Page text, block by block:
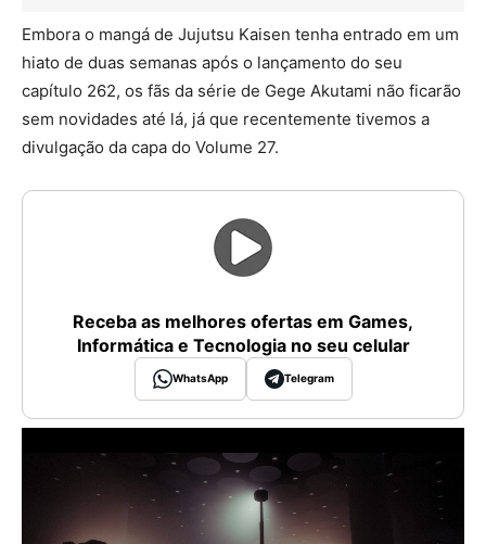
Embora o mangá de Jujutsu Kaisen tenha entrado em um
hiato de duas semanas após o lançamento do seu
capítulo 262, os fãs da série de Gege Akutami não ficarão
sem novidades até lá, já que recentemente tivemos a
divulgação da capa do Volume 27.
Receba as melhores ofertas em Games,
Informática e Tecnologia no seu celular
WhatsApp Telegram